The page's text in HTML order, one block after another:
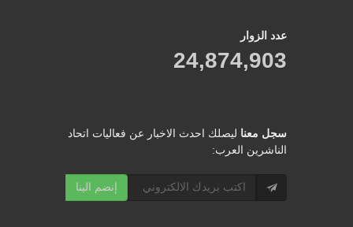
عدد الزوار
24,874,903
سجل معنا ليصلك احدث الاخبار عن فعاليات اتحاد
الناشرين العرب:
إنضم الينا